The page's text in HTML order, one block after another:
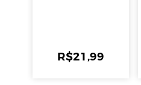
R$21,99